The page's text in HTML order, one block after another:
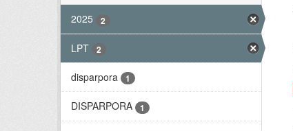
2025
2
LPT 2
disparpora 1
DISPARPORA 1